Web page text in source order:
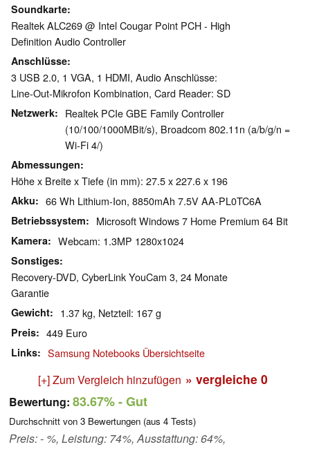
Soundkarte
Realtek ALC269 @ Intel Cougar Point PCH - High
Definition Audio Controller
Anschlüsse
3 USB 2.0, 1 VGA, 1 HDMI, Audio Anschlüsse:
Line-Out-Mikrofon Kombination, Card Reader: SD
Netzwerk
Realtek PCIe GBE Family Controller
(10/100/1000MBit/s), Broadcom 802.11n (a/b/g/n =
Wi-Fi 4/)
Abmessungen
Höhe x Breite x Tiefe (in mm): 27.5 x 227.6 x 196
Akku 66 Wh Lithium-Ion, 8850mAh 7.5V AA-PL0TC6A
Betriebssystem Microsoft Windows 7 Home Premium 64 Bit
Kamera Webcam: 1.3MP 1280x1024
Sonstiges
Recovery-DVD, CyberLink YouCam 3, 24 Monate
Garantie
Gewicht 1.37 kg, Netzteil: 167 g
Preis 449 Euro
Links Samsung Notebooks Übersichtseite
[+] Zum Vergleich hinzufügen » vergleiche 0
Bewertung: 83.67%- Gut
Durchschnitt von 3 Bewertungen (aus 4 Tests)
Preis: - %, Leistung: 74%, Ausstattung: 64%,